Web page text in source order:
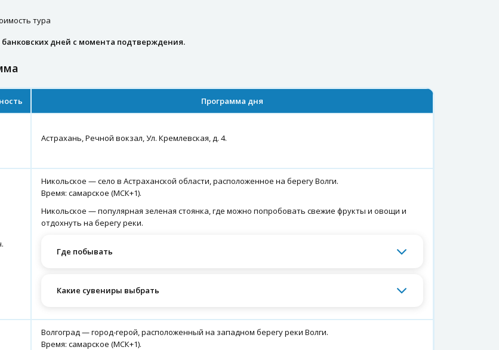
тура
дней с момента подтверждения.
Программа дня
Астрахань, Речной вокзал, Ул. Кремлевская, д. 4.
Никольское — село в Астраханской области, расположенное на берегу Волги.
Время: самарское (МСК+1).
Никольское — популярная зеленая стоянка, где можно попробовать свежие фрукты и овощи и
отдохнуть на берегу реки.
Где побывать
Какие сувениры выбрать
Волгоград — город-герой, расположенный на западном берегу реки Волги.
Время: самарское (МСК+1).